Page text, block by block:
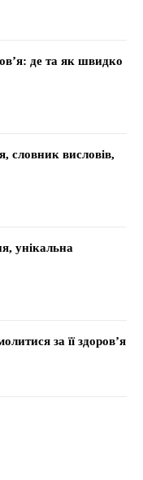
де та як швидко
словник висловів,
унікальна
за її здоров’я